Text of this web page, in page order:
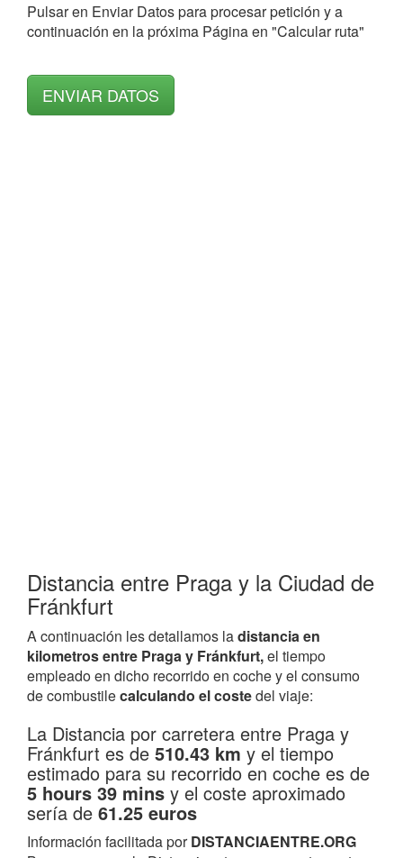
Pulsar en Enviar Datos para procesar petición y a
continuación en la próxima Página en "Calcular ruta"
Distancia entre Praga y la Ciudad de
Fránkfurt
A continuación les detallamos ladistancia en
kilometros entre Praga y Fránkfurt,el tiempo
empleado en dicho recorrido en coche y el consumo
de combustilecalculando el costedel viaje:
La Distancia por carretera entre Praga y
Fránkfurt es de 510.43 km y el tiempo
estimado para su recorrido en coche es de
5 hours 39 mins y el coste aproximado
sería de 61.25 euros
Información facilitada porDISTANCIAENTRE.ORG